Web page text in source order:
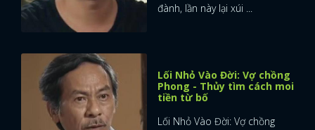
đành, lần này lại xúi ...
Lối Nhỏ Vào Đời: Vợ chồng
Phong - Thủy tìm cách moi
tiền từ bố
Lối Nhỏ Vào Đời: Vợ chồng